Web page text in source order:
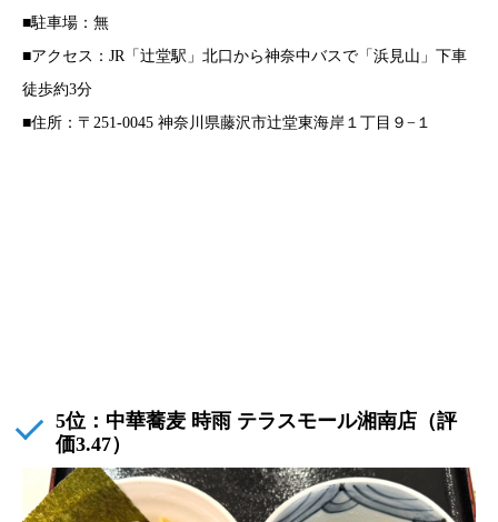
■駐車場：無
■アクセス：JR「辻堂駅」北口から神奈中バスで「浜見山」下車
徒歩約3分
■住所：〒251-0045 神奈川県藤沢市辻堂東海岸１丁目９−１
5位： 中華蕎麦 時雨 テラスモール湘南店 （評
価3.47）